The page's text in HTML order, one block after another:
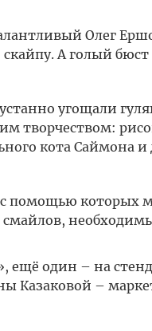
Олег
А голый
угощали
творчеством:
кота Саймона
с помощью которых
ещё один – на
Казаковой –